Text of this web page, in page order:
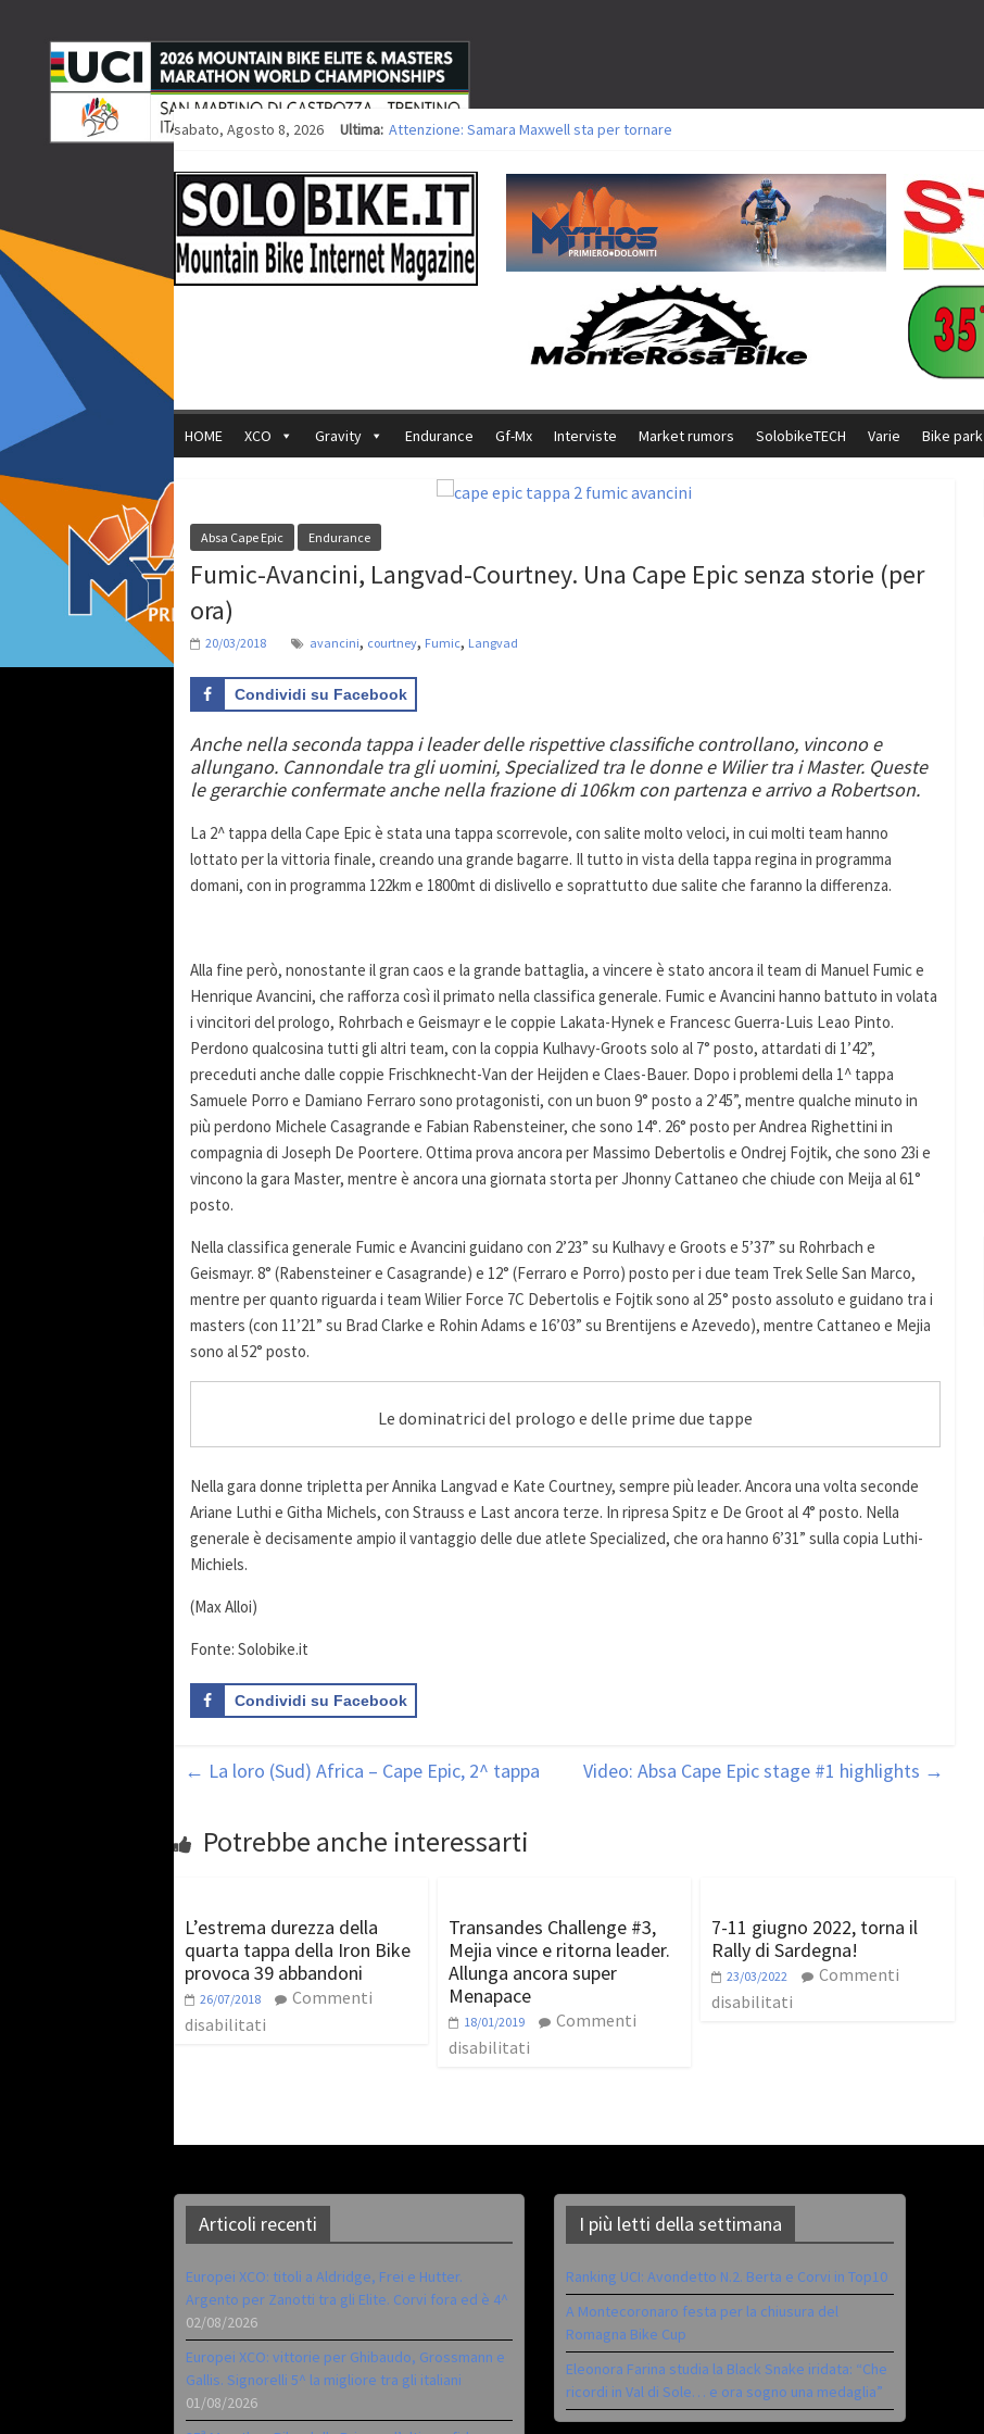
sabato, Agosto 8, 2026 Ultima: Attenzione: Samara Maxwell sta per tornare
Europei XCO: vittorie per Ghibaudo, Grossmann e Gallis. Signorelli 5^ la migliore tra gli italiani
35ª Marathon Bike della Brianza: l’ultima sfida agonistica di una leggendaria storia
Europei MTB: il Team Relay firma il secondo argento azzurro a Monteceneri
HOME XCO Gravity Endurance Gf-Mx Interviste Market rumors SolobikeTECH Varie Bike park
Absa Cape Epic Endurance
Fumic-Avancini, Langvad-Courtney. Una Cape Epic senza storie (per
ora)
20/03/2018 avancini, courtney, Fumic, Langvad
Condividi su Facebook
Anche nella seconda tappa i leader delle rispettive classifiche controllano, vincono e
allungano. Cannondale tra gli uomini, Specialized tra le donne e Wilier tra i Master. Queste
le gerarchie confermate anche nella frazione di 106km con partenza e arrivo a Robertson.
La 2^ tappa della Cape Epic è stata una tappa scorrevole, con salite molto veloci, in cui molti team hanno
lottato per la vittoria finale, creando una grande bagarre. Il tutto in vista della tappa regina in programma
domani, con in programma 122km e 1800mt di dislivello e soprattutto due salite che faranno la differenza.
Alla fine però, nonostante il gran caos e la grande battaglia, a vincere è stato ancora il team di Manuel Fumic e
Henrique Avancini, che rafforza così il primato nella classifica generale. Fumic e Avancini hanno battuto in volata
i vincitori del prologo, Rohrbach e Geismayr e le coppie Lakata-Hynek e Francesc Guerra-Luis Leao Pinto.
Perdono qualcosina tutti gli altri team, con la coppia Kulhavy-Groots solo al 7° posto, attardati di 1’42”,
preceduti anche dalle coppie Frischknecht-Van der Heijden e Claes-Bauer. Dopo i problemi della 1^ tappa
Samuele Porro e Damiano Ferraro sono protagonisti, con un buon 9° posto a 2’45”, mentre qualche minuto in
più perdono Michele Casagrande e Fabian Rabensteiner, che sono 14°. 26° posto per Andrea Righettini in
compagnia di Joseph De Poortere. Ottima prova ancora per Massimo Debertolis e Ondrej Fojtik, che sono 23i e
vincono la gara Master, mentre è ancora una giornata storta per Jhonny Cattaneo che chiude con Meija al 61°
posto.
Nella classifica generale Fumic e Avancini guidano con 2’23” su Kulhavy e Groots e 5’37” su Rohrbach e
Geismayr. 8° (Rabensteiner e Casagrande) e 12° (Ferraro e Porro) posto per i due team Trek Selle San Marco,
mentre per quanto riguarda i team Wilier Force 7C Debertolis e Fojtik sono al 25° posto assoluto e guidano tra i
masters (con 11’21” su Brad Clarke e Rohin Adams e 16’03” su Brentijens e Azevedo), mentre Cattaneo e Mejia
sono al 52° posto.
Le dominatrici del prologo e delle prime due tappe
Nella gara donne tripletta per Annika Langvad e Kate Courtney, sempre più leader. Ancora una volta seconde
Ariane Luthi e Githa Michels, con Strauss e Last ancora terze. In ripresa Spitz e De Groot al 4° posto. Nella
generale è decisamente ampio il vantaggio delle due atlete Specialized, che ora hanno 6’31” sulla copia Luthi-
Michiels.
(Max Alloi)
Fonte: Solobike.it
Condividi su Facebook
← La loro (Sud) Africa – Cape Epic, 2^ tappa Video: Absa Cape Epic stage #1 highlights →
Potrebbe anche interessarti
L’estrema durezza della
quarta tappa della Iron Bike
provoca 39 abbandoni
26/07/2018
Commenti
disabilitati
Transandes Challenge #3,
Mejia vince e ritorna leader.
Allunga ancora super
Menapace
18/01/2019
Commenti
disabilitati
7-11 giugno 2022, torna il
Rally di Sardegna!
23/03/2022
Commenti
disabilitati
Articoli recenti
Europei XCO: titoli a Aldridge, Frei e Hutter.
Argento per Zanotti tra gli Elite. Corvi fora ed è 4^
02/08/2026
Europei XCO: vittorie per Ghibaudo, Grossmann e
Gallis. Signorelli 5^ la migliore tra gli italiani
01/08/2026
I più letti della settimana
Ranking UCI: Avondetto N.2. Berta e Corvi in Top10
A Montecoronaro festa per la chiusura del
Romagna Bike Cup
Eleonora Farina studia la Black Snake iridata: “Che
ricordi in Val di Sole… e ora sogno una medaglia”